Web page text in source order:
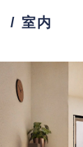
/ 室内